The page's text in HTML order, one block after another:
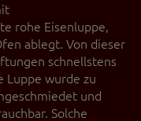
rohe Eisenluppe,
ablegt. Von dieser
schnellstens
Luppe wurde zu
und
Solche